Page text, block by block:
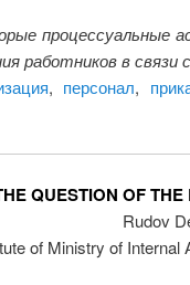
процессуальные
работников в
, персонал,
QUESTION OF
Rudov
of Ministry of